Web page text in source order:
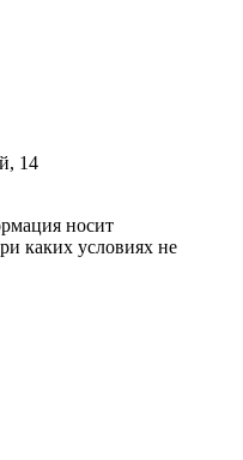
14
носит
каких условиях не